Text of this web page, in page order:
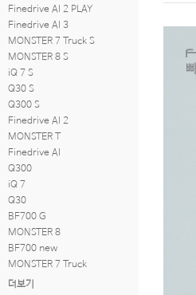
Finedrive AI 2 PLAY
Finedrive AI 3
MONSTER 7 Truck S
MONSTER 8 S
iQ 7 S
Q30 S
Q300 S
Finedrive AI 2
MONSTER T
Finedrive AI
Q300
iQ 7
Q30
BF700 G
MONSTER 8
BF700 new
MONSTER 7 Truck
더보기